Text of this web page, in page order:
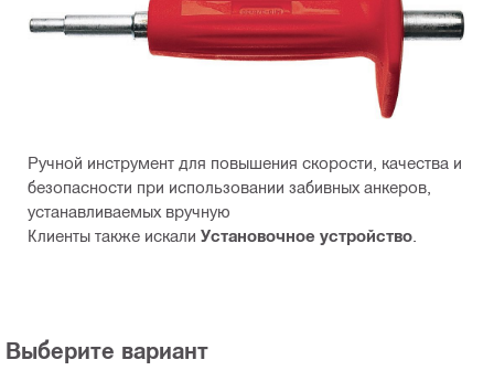
Ручной инструмент для повышения скорости, качества и
безопасности при использовании забивных анкеров,
устанавливаемых вручную
Клиенты также искали Установочное устройство
Выберите вариант